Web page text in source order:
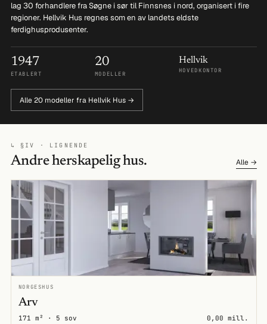
lag 30 forhandlere fra Søgne i sør til Finnsnes i nord, organisert i fire
regioner. Hellvik Hus regnes som en av landets eldste
ferdighusprodusenter.
1947
ETABLERT
20
MODELLER
Hellvik
HOVEDKONTOR
Alle 20 modeller fra Hellvik Hus →
↳ §IV · LIGNENDE
Andre herskapelig hus. Alle →
NORGESHUS
Arv
171 m² · 5 sov 0,00 mill.